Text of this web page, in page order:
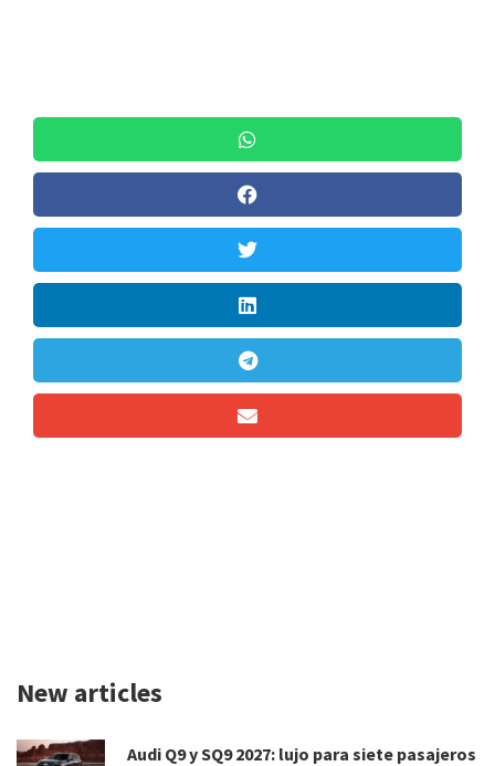
New articles
Audi Q9 y SQ9 2027: lujo para siete pasajeros